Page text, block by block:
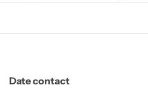
Date contact